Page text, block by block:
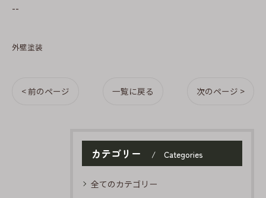
--
外壁塗装
< 前のページ 一覧に戻る 次のページ >
カテゴリー Categories
全てのカテゴリー